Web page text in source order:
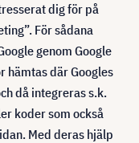
dig för på
För sådana
genom Google
hämtas där Googles
då integreras s.k.
koder som också
Med deras hjälp